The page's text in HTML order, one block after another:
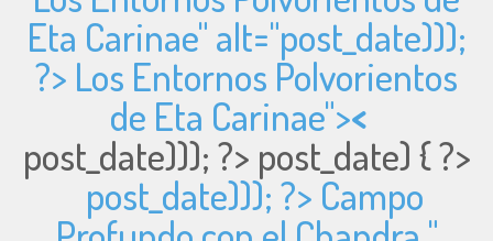
Eta Carinae" alt="post_date)));
?> Los Entornos Polvorientos
de Eta Carinae"><
post_date))); ?> post_date) { ?>
post_date))); ?> Campo